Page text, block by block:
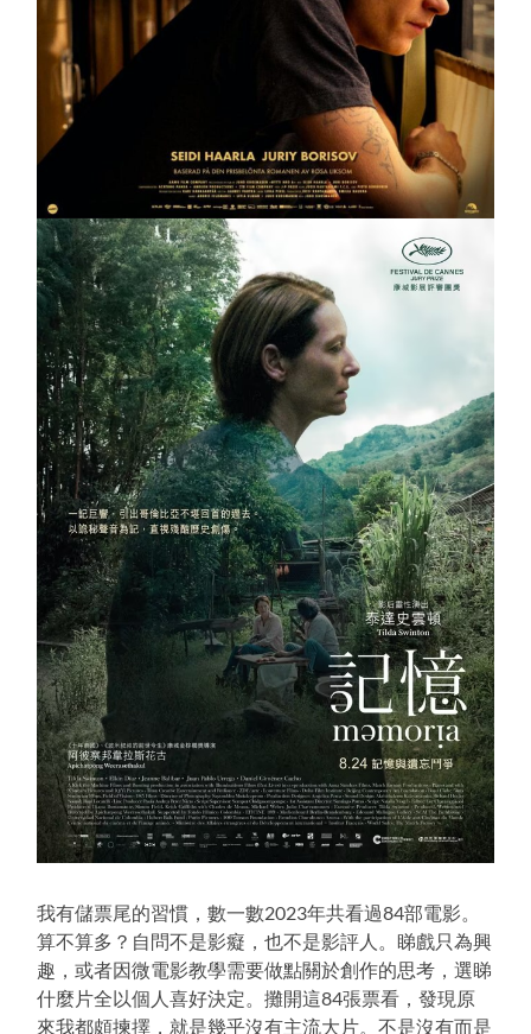
我有儲票尾的習慣，數一數2023年共看過84部電影。
算不算多？自問不是影癡，也不是影評人。睇戲只為興
趣，或者因微電影教學需要做點關於創作的思考，選睇
什麼片全以個人喜好決定。攤開這84張票看，發現原
來我都頗揀擇，就是幾乎沒有主流大片。不是沒有而是